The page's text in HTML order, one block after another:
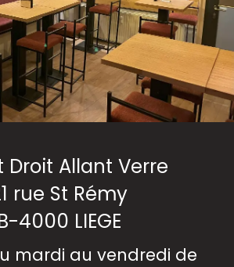
Droit Allant Verre
rue St Rémy
4000 LIEGE
mardi au vendredi de